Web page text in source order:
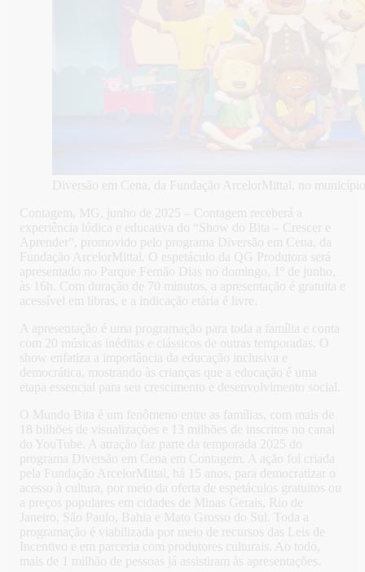
Diversão em Cena, da Fundação ArcelorMittal, no
Contagem, MG, junho de 2025 – Contagem receberá a
experiência lúdica e educativa do “Show do Bita – Crescer e
Aprender”, promovido pelo programa Diversão em Cena, da
Fundação ArcelorMittal. O espetáculo da QG Produtora será
apresentado no Parque Fernão Dias no domingo, 1º de junho,
às 16h. Com duração de 70 minutos, a apresentação é gratuita e
acessível em libras, e a indicação etária é livre.
A apresentação é uma programação para toda a família e conta
com 20 músicas inéditas e clássicos de outras temporadas. O
show enfatiza a importância da educação inclusiva e
democrática, mostrando às crianças que a educação é uma
etapa essencial para seu crescimento e desenvolvimento social.
O Mundo Bita é um fenômeno entre as famílias, com mais de
18 bilhões de visualizações e 13 milhões de inscritos no canal
do YouTube. A atração faz parte da temporada 2025 do
programa Diversão em Cena em Contagem. A ação foi criada
pela Fundação ArcelorMittal, há 15 anos, para democratizar o
acesso à cultura, por meio da oferta de espetáculos gratuitos ou
a preços populares em cidades de Minas Gerais, Rio de
Janeiro, São Paulo, Bahia e Mato Grosso do Sul. Toda a
programação é viabilizada por meio de recursos das Leis de
Incentivo e em parceria com produtores culturais. Ao todo,
mais de 1 milhão de pessoas já assistiram às apresentações.